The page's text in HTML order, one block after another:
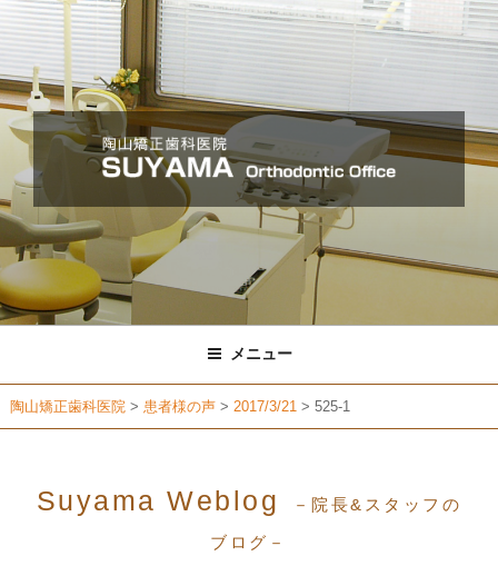
コ
ン
ン
ツ
ス
キ
ッ
プ
メニュー
陶山矯正歯科医院 > 患者様の声 > 2017/3/21 > 525-1
Suyama Weblog －院長&スタッフの
ブログ－